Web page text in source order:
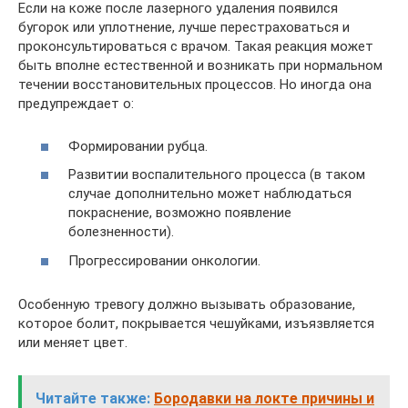
Если на коже после лазерного удаления появился
бугорок или уплотнение, лучше перестраховаться и
проконсультироваться с врачом. Такая реакция может
быть вполне естественной и возникать при нормальном
течении восстановительных процессов. Но иногда она
предупреждает о:
Формировании рубца.
Развитии воспалительного процесса (в таком
случае дополнительно может наблюдаться
покраснение, возможно появление
болезненности).
Прогрессировании онкологии.
Особенную тревогу должно вызывать образование,
которое болит, покрывается чешуйками, изъязвляется
или меняет цвет.
Читайте также: Бородавки на локте причины и